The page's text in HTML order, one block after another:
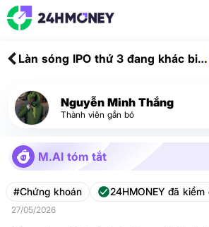
Làn sóng IPO thứ 3 đang khác biệt
Nguyễn Minh Thắng
Thành viên gắn bó
M.AI tóm tắt
#Chứng khoán 24HMONEY đã kiểm
27/05/2026